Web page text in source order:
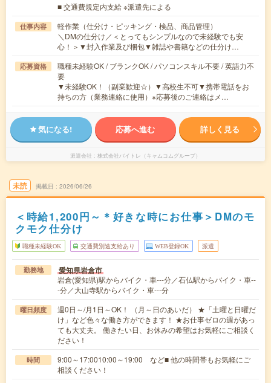
■ 交通費規定内支給 ※派遣先による
仕事内容
軽作業（仕分け・ピッキング・検品、商品管理）
＼DMの仕分け／＜とってもシンプルなので未経験でも安
心！＞▼封入作業及び梱包▼雑誌や書籍などの仕分け…
応募資格
職種未経験OK / ブランクOK / パソコンスキル不要 / 英語力不
要
▼未経験OK！（副業歓迎☆）▼高校生不可▼携帯電話をお
持ちの方（業務連絡に使用）※応募後のご連絡はメ…
気になる! 応募へ進む 詳しく見る
派遣会社 株式会社バイトレ（キャムコムグループ）
未読 掲載日 2026/06/26
＜時給1,200円～＊好きな時にお仕事＞DMのモ
クモク仕分け
職種未経験OK 交通費別途支給あり WEB登録OK 派遣
勤務地 愛知県岩倉市
岩倉(愛知県)駅からバイク・車---分／石仏駅からバイク・車--
-分／大山寺駅からバイク・車---分
曜日頻度
週0日～/月1日～OK！ （月～日のあいだ） ★「土曜と日曜だ
け」など色々な働き方ができます！ ★お仕事ゼロの週があっ
ても大丈夫。 働きたい日、お休みの希望はお気軽にご相談く
ださい！
時間
9:00～17:0010:00～19:00 など■ 他の時間帯もお気軽にご
相談ください！